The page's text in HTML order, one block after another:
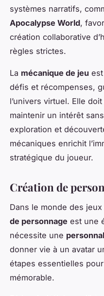
systèmes narratifs,
Apocalypse World,
création collaborative
règles strictes.
La mécanique de jeu
défis et récompenses,
l’univers virtuel. Elle
maintenir un intérêt
exploration et
mécaniques enrichit
stratégique du joueur.
Création de
Dans le monde des jeux
de personnage est une
nécessite une
donner vie à un avatar
étapes essentielles
mémorable.